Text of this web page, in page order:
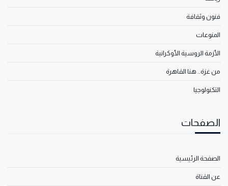
فنون وثقافة
المنوعات
الأزمة الروسية الأوكرانية
من غزة.. هنا القاهرة
التكنولوجيا
الصفحات
الصفحة الرئيسية
عن القناة